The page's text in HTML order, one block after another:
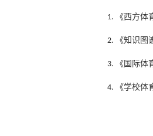
1. 《西方体
2. 《知识图
3. 《国际体
4. 《学校体